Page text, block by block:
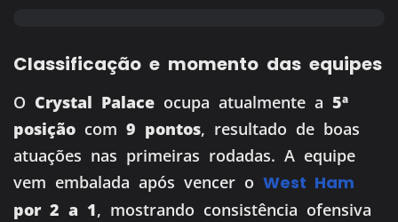
Classificação e momento das equipes
O Crystal Palace ocupa atualmente a 5ª
posição com 9 pontos, resultado de boas
atuações nas primeiras rodadas. A equipe
vem embalada após vencer o West Ham
por 2 a 1, mostrando consistência ofensiva